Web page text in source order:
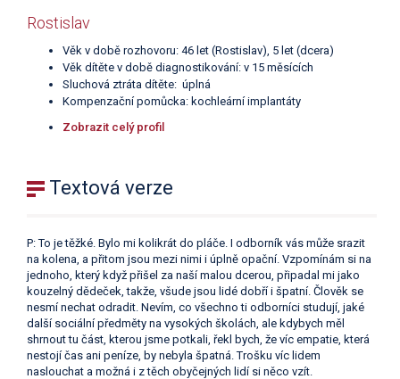
Rostislav
Věk v době rozhovoru: 46 let (Rostislav), 5 let (dcera)
Věk dítěte v době diagnostikování: v 15 měsících
Sluchová ztráta dítěte: úplná
Kompenzační pomůcka: kochleární implantáty
Zobrazit celý profil
Textová verze
P: To je těžké. Bylo mi kolikrát do pláče. I odborník vás může srazit
na kolena, a přitom jsou mezi nimi i úplně opační. Vzpomínám si na
jednoho, který když přišel za naší malou dcerou, připadal mi jako
kouzelný dědeček, takže, všude jsou lidé dobří i špatní. Člověk se
nesmí nechat odradit. Nevím, co všechno ti odborníci studují, jaké
další sociální předměty na vysokých školách, ale kdybych měl
shrnout tu část, kterou jsme potkali, řekl bych, že víc empatie, která
nestojí čas ani peníze, by nebyla špatná. Trošku víc lidem
naslouchat a možná i z těch obyčejných lidí si něco vzít.